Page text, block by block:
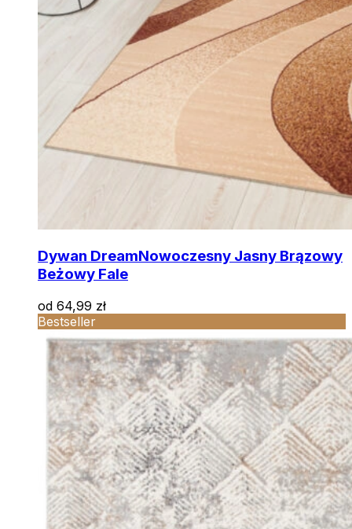
Dywan DreamNowoczesny Jasny Brązowy
Beżowy Fale
od 64,99 zł
Bestseller